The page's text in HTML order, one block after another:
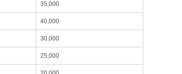
35,000
40,000
30,000
25,000